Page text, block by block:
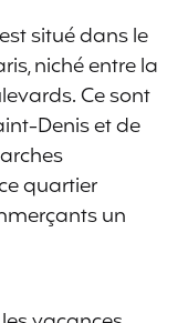
situé dans le
niché entre la
Ce sont
Denis et de
quartier
un